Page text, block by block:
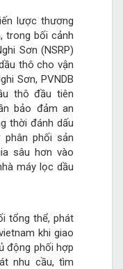
lược thương
trong bối cảnh
Sơn (NSRP)
thô cho vận
Sơn, PVNDB
thô đầu tiên
bảo đảm an
thời đánh dấu
phối sản
sâu hơn vào
máy lọc dầu
tổng thể, phát
khi giao
động phối hợp
nhu cầu, tìm